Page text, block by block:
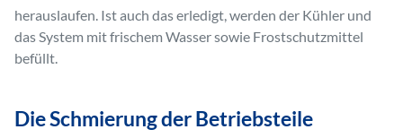
herauslaufen. Ist auch das erledigt, werden der Kühler und
das System mit frischem Wasser sowie Frostschutzmittel
befüllt.
Die Schmierung der Betriebsteile